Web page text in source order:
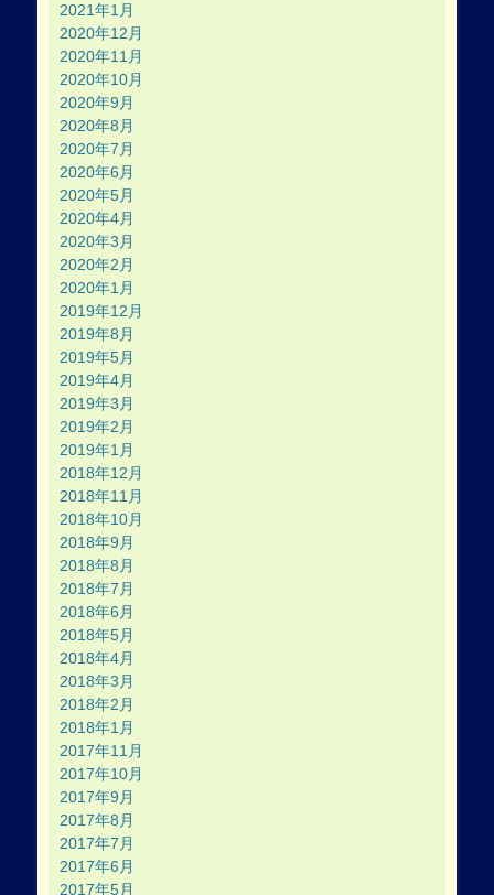
2021年1月
2020年12月
2020年11月
2020年10月
2020年9月
2020年8月
2020年7月
2020年6月
2020年5月
2020年4月
2020年3月
2020年2月
2020年1月
2019年12月
2019年8月
2019年5月
2019年4月
2019年3月
2019年2月
2019年1月
2018年12月
2018年11月
2018年10月
2018年9月
2018年8月
2018年7月
2018年6月
2018年5月
2018年4月
2018年3月
2018年2月
2018年1月
2017年11月
2017年10月
2017年9月
2017年8月
2017年7月
2017年6月
2017年5月